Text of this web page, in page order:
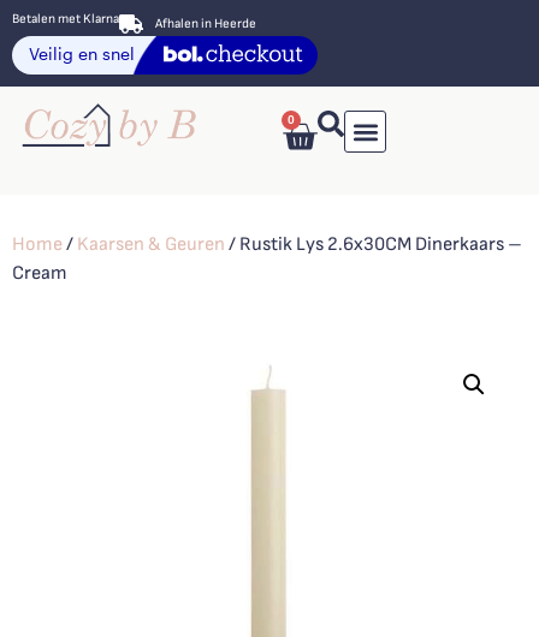
Betalen met Klarna Afhalen in Heerde
0
Home/ Kaarsen & Geuren / Rustik Lys 2.6x30CM Dinerkaars –
Cream